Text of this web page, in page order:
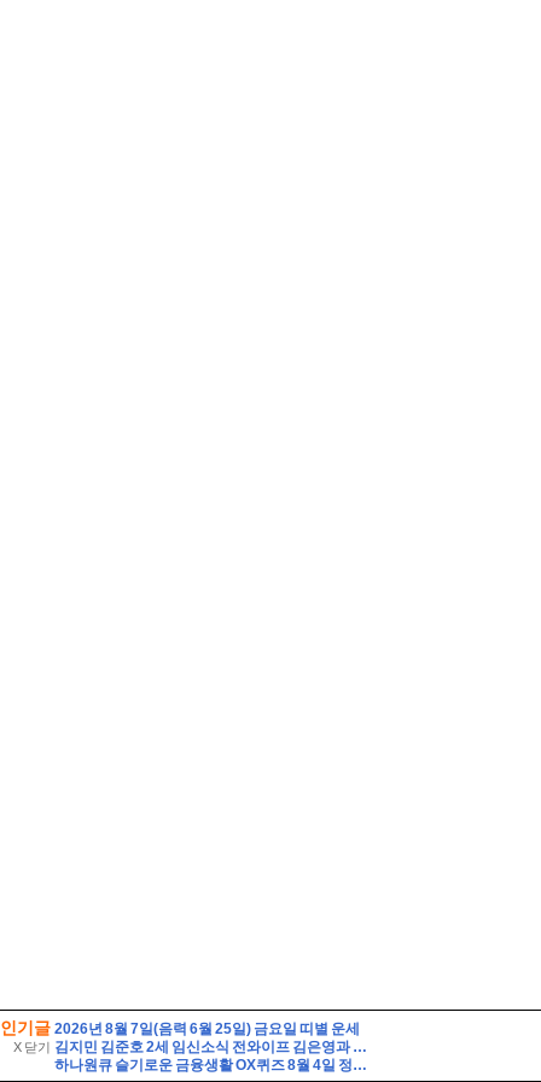
인기글
X 닫기
2026년 8월 7일(음력 6월 25일) 금요일 띠별 운세
김지민 김준호 2세 임신소식 전와이프 김은영과 자녀는?
하나원큐 슬기로운 금융생활 OX퀴즈 8월 4일 정답(하나원큐 놀이터에는 별도장 꾸욱 찍으면 풀바셋 밀크 아이스크림을 무료로 먹을 수 있는 출석체크 이벤트가 있다)